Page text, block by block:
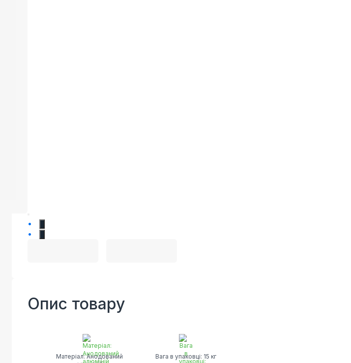
Опис товару
Матеріал: Анодований
Вага в упаковці: 15 кг